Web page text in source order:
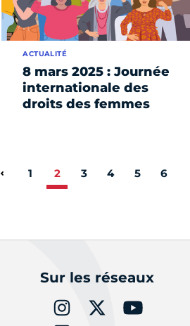
8 mars 2025 : Journée
internationale des
droits des femmes
ACTUALITÉ
Page précédente
1 2 3 4 5 6
Sur les réseaux